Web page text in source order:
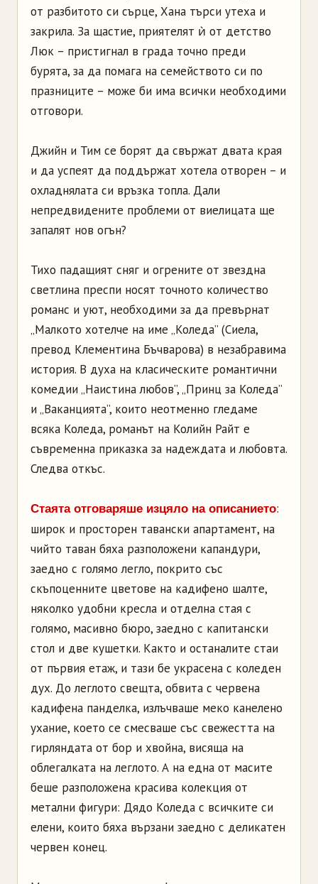
от разбитото си сърце, Хана търси утеха и
закрила. За щастие, приятелят ѝ от детство
Люк – пристигнал в града точно преди
бурята, за да помага на семейството си по
празниците – може би има всички необходими
отговори.
Джийн и Тим се борят да свържат двата края
и да успеят да поддържат хотела отворен – и
охладнялата си връзка топла. Дали
непредвидените проблеми от виелицата ще
запалят нов огън?
Тихо падащият сняг и огрените от звездна
светлина преспи носят точното количество
романс и уют, необходими за да превърнат
„Малкото хотелче на име „Коледа” (Сиела,
превод Клементина Бъчварова) в незабравима
история. В духа на класическите романтични
комедии „Наистина любов”, „Принц за Коледа”
и „Ваканцията”, които неотменно гледаме
всяка Коледа, романът на Колийн Райт е
съвременна приказка за надеждата и любовта.
Следва откъс.
Стаята отговаряше изцяло на описанието:
широк и просторен тавански апартамент, на
чийто таван бяха разположени капандури,
заедно с голямо легло, покрито със
скъпоценните цветове на кадифено шалте,
няколко удобни кресла и отделна стая с
голямо, масивно бюро, заедно с капитански
стол и две кушетки. Както и останалите стаи
от първия етаж, и тази бе украсена с коледен
дух. До леглото свещта, обвита с червена
кадифена панделка, излъчваше меко канелено
ухание, което се смесваше със свежестта на
гирляндата от бор и хвойна, висяща на
облегалката на леглото. А на една от масите
беше разположена красива колекция от
метални фигури: Дядо Коледа с всичките си
елени, които бяха вързани заедно с деликатен
червен конец.